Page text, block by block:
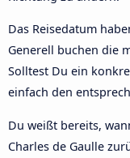
Das Reisedatum
Generell buchen die
Solltest Du ein
einfach den
Du weißt bereits,
Charles de Gaulle